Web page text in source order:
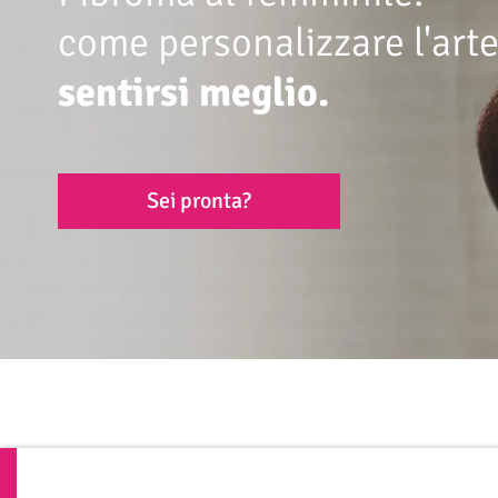
come personalizzare
sentirsi meglio.
Sei pronta?